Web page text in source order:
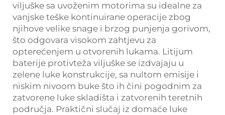
viljuške sa uvoženim motorima su idealne za
vanjske teške kontinuirane operacije zbog
njihove velike snage i brzog punjenja gorivom,
što odgovara visokom zahtjevu za
opterećenjem u otvorenih lukama. Litijum
baterije protivteža viljuške se izdvajaju u
zelene luke konstrukcije, sa nultom emisije i
niskim nivoom buke što ih čini pogodnim za
zatvorene luke skladišta i zatvorenih teretnih
područja. Praktični slučaj iz domaće luke